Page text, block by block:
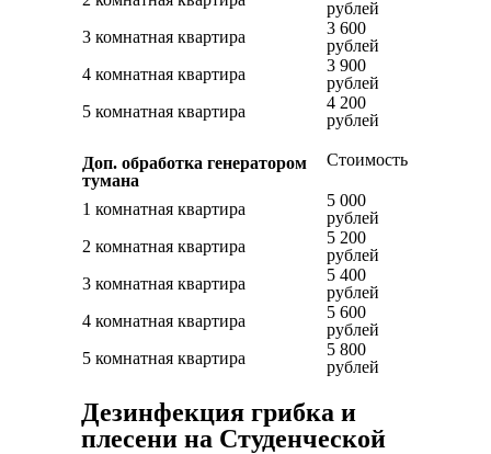
рублей
3 комнатная квартира
3 600
рублей
4 комнатная квартира
3 900
рублей
5 комнатная квартира
4 200
рублей
Доп. обработка генератором
тумана
Стоимость
1 комнатная квартира
5 000
рублей
2 комнатная квартира
5 200
рублей
3 комнатная квартира
5 400
рублей
4 комнатная квартира
5 600
рублей
5 комнатная квартира
5 800
рублей
Дезинфекция грибка и
плесени на Студенческой